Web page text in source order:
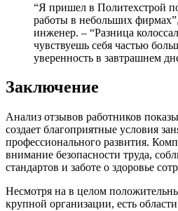
“Я пришел в Политехстрой
работы в небольших
инженер. – “Разница
чувствуешь себя частью
уверенность в завтрашнем
Заключение
Анализ отзывов работников
создает благоприятные условия
профессионального развития.
внимание безопасности труда,
стандартов и заботе о здоровье
Несмотря на в целом
крупной организации, есть